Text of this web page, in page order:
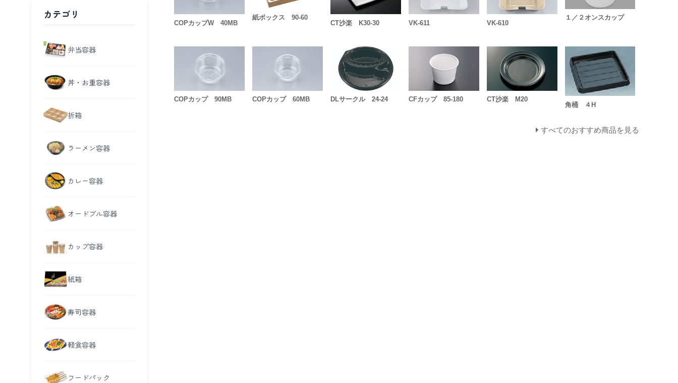
COPカップW 40MB
紙ボックス 90-60
CT沙楽 K30-30 VK-611 VK-610
１／２オンスカップ
COPカップ 90MB COPカップ 60MB DLサークル 24-24 CFカップ 85-180 CT沙楽 M20
角桶 ４H
すべてのおすすめ商品を見る
カテゴリ
弁当容器
丼・お重容器
折箱
ラーメン容器
カレー容器
オードブル容器
カップ容器
紙箱
寿司容器
軽食容器
フードパック